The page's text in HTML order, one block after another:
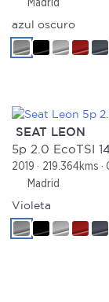
azul oscuro
SEAT LEON
5p 2.0 EcoTSI
2019 219.364kms
Madrid
Violeta